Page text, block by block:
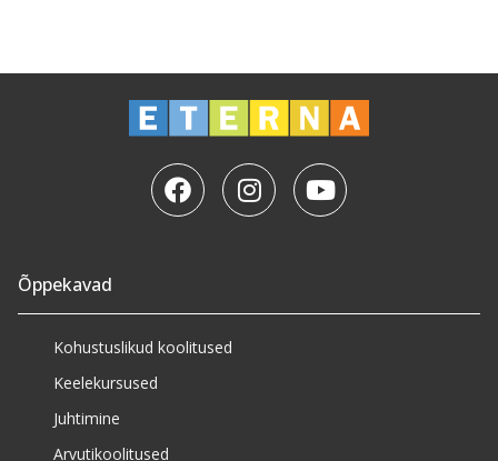
Õppekavad
Kohustuslikud koolitused
Keelekursused
Juhtimine
Arvutikoolitused